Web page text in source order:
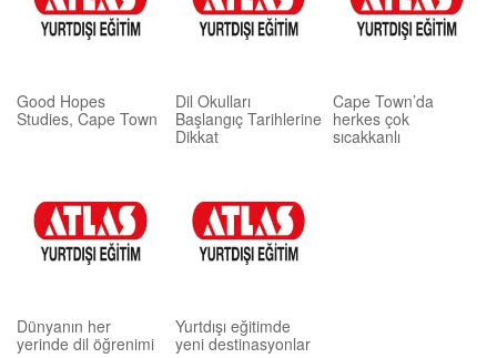
Good Hopes
Studies, Cape Town
Dil Okulları
Başlangıç Tarihlerine
Dikkat
Cape Town’da
herkes çok
sıcakkanlı
Dünyanın her
yerinde dil öğrenimi
Yurtdışı eğitimde
yeni destinasyonlar